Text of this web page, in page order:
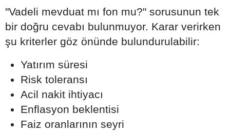
"Vadeli mevduat mı fon mu?" sorusunun tek
bir doğru cevabı bulunmuyor. Karar verirken
şu kriterler göz önünde bulundurulabilir:
Yatırım süresi
Risk toleransı
Acil nakit ihtiyacı
Enflasyon beklentisi
Faiz oranlarının seyri